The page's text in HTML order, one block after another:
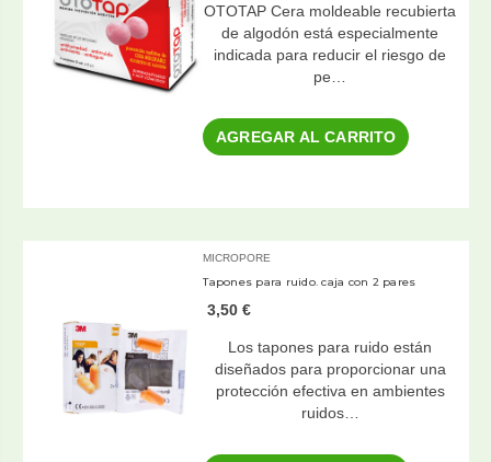
OTOTAP Cera moldeable recubierta
de algodón está especialmente
indicada para reducir el riesgo de
pe…
AGREGAR AL CARRITO
MICROPORE
Tapones para ruido. caja con 2 pares
3,50 €
Los tapones para ruido están
diseñados para proporcionar una
protección efectiva en ambientes
ruidos…